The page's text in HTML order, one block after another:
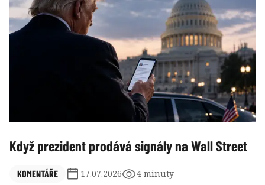
pracovní sílu, vybudovanou infrastrukturu a obrovské
výrobní kapacity. Pro spotřebitele to znamenalo
levnější zboží a pro akcionáře vyšší zisky.
Když prezident prodává signály na Wall Street
KOMENTÁŘE 17.07.2026 4 minuty